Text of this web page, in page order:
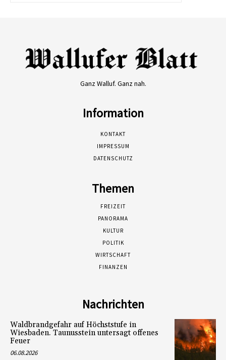
Ganz Walluf. Ganz nah.
Information
KONTAKT
IMPRESSUM
DATENSCHUTZ
Themen
FREIZEIT
PANORAMA
KULTUR
POLITIK
WIRTSCHAFT
FINANZEN
Nachrichten
Waldbrandgefahr auf Höchststufe in
Wiesbaden. Taunusstein untersagt offenes
Feuer
06.08.2026